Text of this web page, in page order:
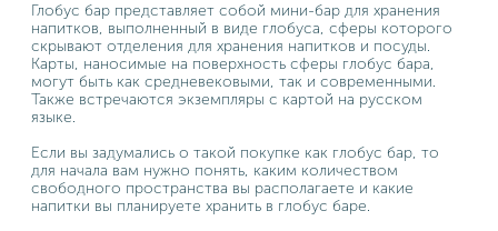
Глобус бар представляет собой мини-бар для хранения
напитков, выполненный в виде глобуса, сферы которого
скрывают отделения для хранения напитков и посуды.
Карты, наносимые на поверхность сферы глобус бара,
могут быть как средневековыми, так и современными.
Также встречаются экземпляры с картой на русском
языке.
Если вы задумались о такой покупке как глобус бар, то
для начала вам нужно понять, каким количеством
свободного пространства вы располагаете и какие
напитки вы планируете хранить в глобус баре.